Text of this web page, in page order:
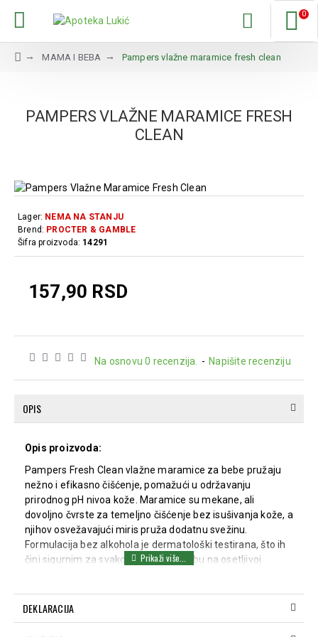
0
MAMA I BEBA Pampers vlažne maramice fresh clean
PAMPERS VLAŽNE MARAMICE FRESH
CLEAN
Na osnovu 0 recenzija. - Napišite recenziju
157,90 RSD
Lager: NEMA NA STANJU
Brend: PROCTER & GAMBLE
Šifra proizvoda: 14291
OPIS
Opis proizvoda:
Pampers Fresh Clean vlažne maramice za bebe pružaju
nežno i efikasno čišćenje, pomažući u održavanju
prirodnog pH nivoa kože. Maramice su mekane, ali
dovoljno čvrste za temeljno čišćenje bez isušivanja kože, a
njihov osvežavajući miris pruža dodatnu svežinu.
Formulacija bez alkohola je dermatološki testirana, što ih
čini sigurnim za svakodnevnu upotrebu na osetljivoj
Karakteristike:
DEKLARACIJA